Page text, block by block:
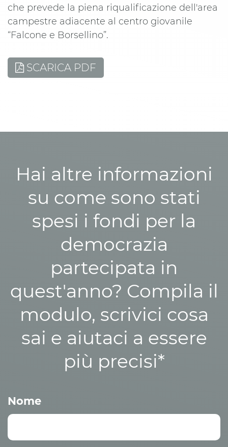
che prevede la piena riqualificazione dell'area
campestre adiacente al centro giovanile
“Falcone e Borsellino”.
SCARICA PDF
Hai altre informazioni
su come sono stati
spesi i fondi per la
democrazia
partecipata in
quest'anno? Compila il
modulo, scrivici cosa
sai e aiutaci a essere
più precisi*
Nome